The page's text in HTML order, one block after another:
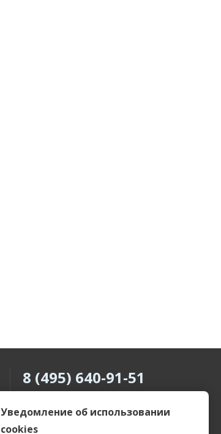
8 (495) 640-91-51
8 (800) 505-69-55
Уведомление об использовании
cookies